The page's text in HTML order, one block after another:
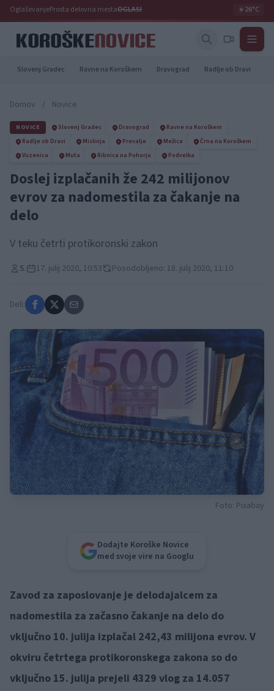
OglaševanjeProsta delovna mestaOGLASI ☀️26°C
Slovenj Gradec Ravne na Koroškem Dravograd Radlje ob Dravi
Domov / Novice
NOVICE Slovenj Gradec Dravograd
Ravne na Koroškem
Radlje ob Dravi
Mislinja Prevalje Mežica
Črna na Koroškem
Vuzenica
Muta Ribnica na Pohorju Podvelka
Doslej izplačanih že 242 milijonov
evrov za nadomestila za čakanje na
delo
V teku četrti protikoronski zakon
S. 17. julij 2020, 10:53 Posodobljeno: 18. julij 2020, 11:10
Deli:
Foto: Pixabay
Dodajte Koroške Novice
med svoje vire na Googlu
Zavod za zaposlovanje je delodajalcem za
nadomestila za začasno čakanje na delo do
vključno 10. julija izplačal 242,43 milijona evrov. V
okviru četrtega protikoronskega zakona so do
vključno 15. julija prejeli 4329 vlog za 14.057